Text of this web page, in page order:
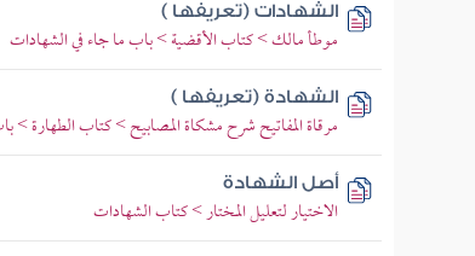
الشهادات (تعريفها )
موطأ مالك > كتاب الأقضية > باب ما جاء في الشهادات
الشهادة (تعريفها )
مرقاة المفاتيح شرح مشكاة المصابيح > كتاب الطهارة
أصل الشهادة
الاختيار لتعليل المختار > كتاب الشهادات